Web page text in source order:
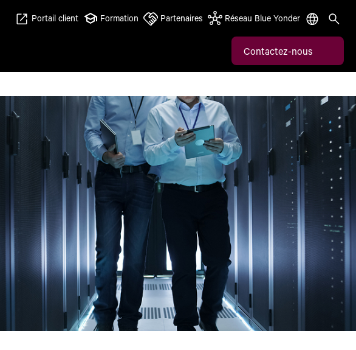
Portail client Formation Partenaires Réseau Blue Yonder
Contactez-nous